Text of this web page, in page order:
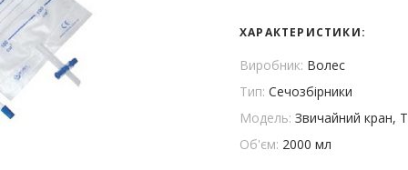
ХАРАКТЕРИСТИКИ:
Виробник: Волес
Тип: Сечозбірники
Модель: Звичайний кран,
Об'єм: 2000 мл